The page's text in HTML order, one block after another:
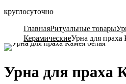
круглосуточно
ГлавнаяРитуальные товары
КерамическиеУрна для праха
Урна для праха